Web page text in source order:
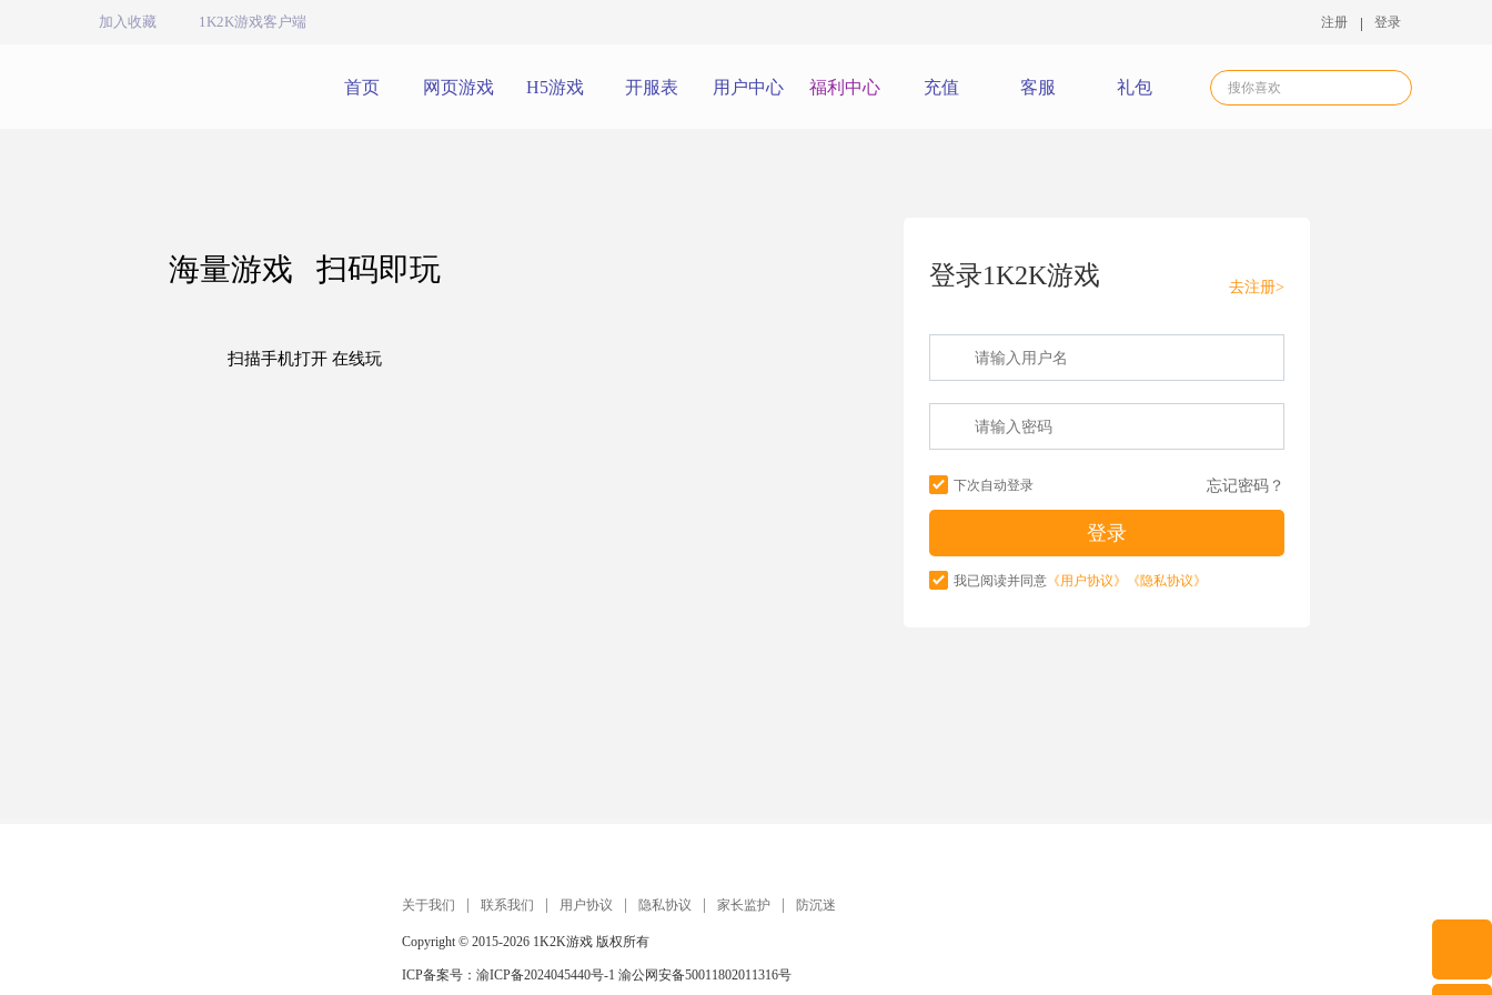
加入收藏 1K2K游戏客户端 注册 登录
首页 网页游戏 H5游戏 开服表 用户中心 福利中心 充值 客服 礼包
海量游戏 扫码即玩 登录1K2K游戏 去注册>
下次自动登录 忘记密码？
我已阅读并同意 《用户协议》 《隐私协议》
关于我们 联系我们 用户协议 隐私协议 家长监护 防沉迷
Copyright © 2015-2026 1K2K游戏 版权所有
ICP备案号： 渝ICP备2024045440号-1 渝公网安备50011802011316号